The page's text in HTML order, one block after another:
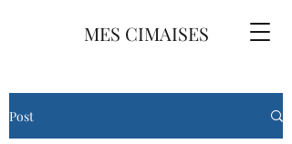
MES CIMAISES
Post